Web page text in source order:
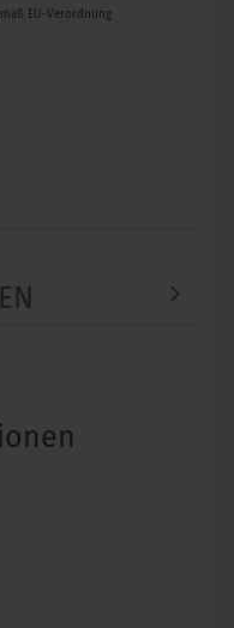
EU-Verordnung